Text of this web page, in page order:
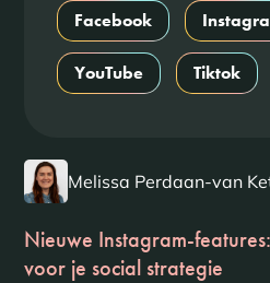
Facebook
YouTube Tiktok
Melissa Perdaan-van
Nieuwe Instagram-
voor je social strategie